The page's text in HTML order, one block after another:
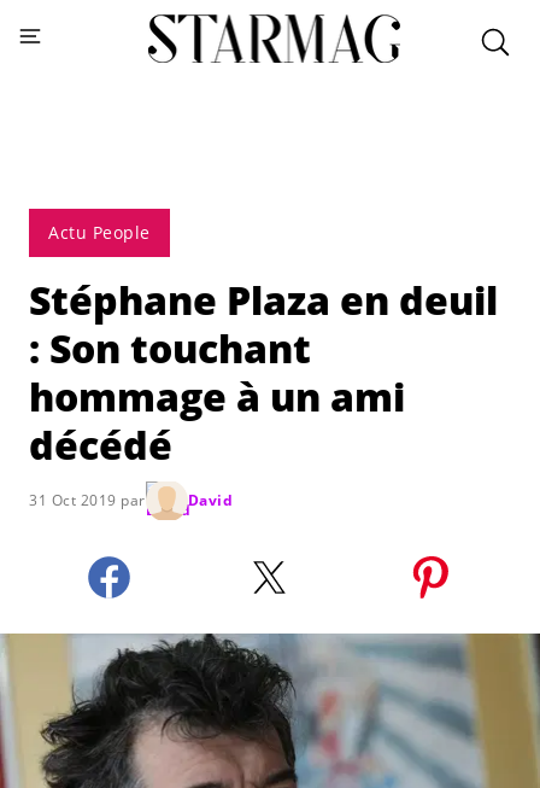
Actu People
Stéphane Plaza en deuil
: Son touchant
hommage à un ami
décédé
31 Oct 2019 par David